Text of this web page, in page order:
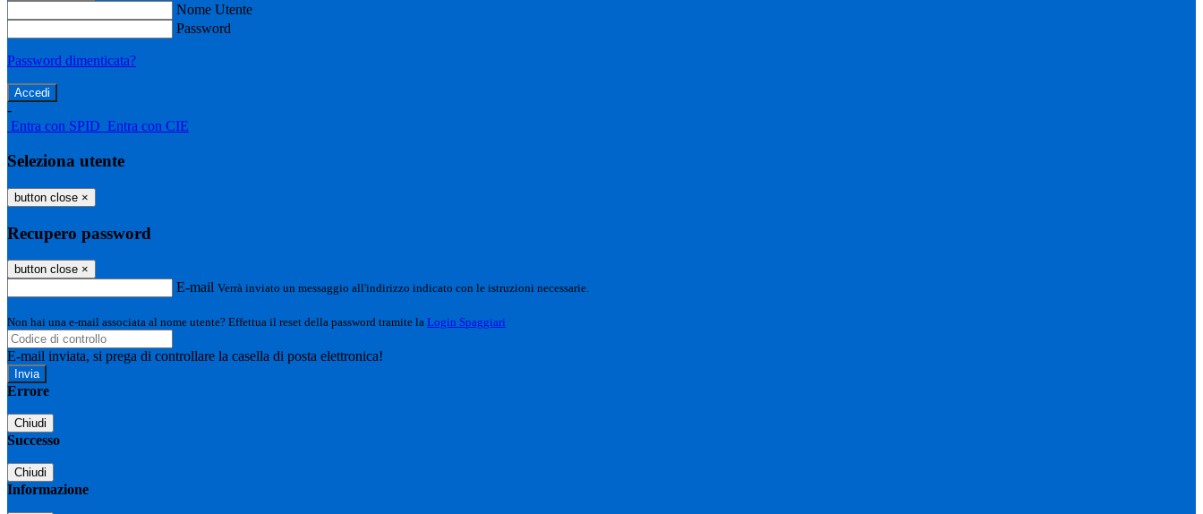
Nome Utente
Password
Password dimenticata?
-
Entra con SPID Entra con CIE
Seleziona utente
button close ×
Recupero password
button close ×
E-mail Verrà inviato un messaggio all'indirizzo indicato con le istruzioni necessarie.
Non hai una e-mail associata al nome utente? Effettua il reset della password tramite la Login Spaggiari
E-mail inviata, si prega di controllare la casella di posta elettronica!
Errore
Chiudi
Successo
Chiudi
Informazione